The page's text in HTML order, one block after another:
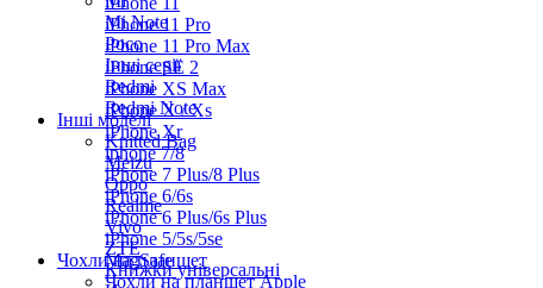
iPhone 11 Pro
iPhone 11 Pro Max
iPhone SE 2
iPhone XS Max
iPhone X / Xs
iPhone Xr
iphone 7/8
iPhone 7 Plus/8 Plus
iPhone 6/6s
iPhone 6 Plus/6s Plus
iPhone 5/5s/5se
MagSafe
Mi Note
Poco
Інші серії
Redmi
Redmi Note
Інші моделі
Knitted Bag
Meizu
Oppo
Realme
Vivo
ZTE
Книжки універсальні
Чохли на планшет
Чохли на планшет Apple